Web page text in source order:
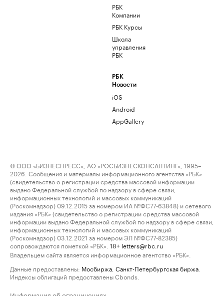
РБК
Компании
РБК Курсы
Школа
управления
РБК
РБК
Новости
iOS
Android
AppGallery
© ООО «БИЗНЕСПРЕСС», АО «РОСБИЗНЕСКОНСАЛТИНГ», 1995–
2026. Сообщения и материалы информационного агентства «РБК»
(свидетельство о регистрации средства массовой информации
выдано Федеральной службой по надзору в сфере связи,
информационных технологий и массовых коммуникаций
(Роскомнадзор) 09.12.2015 за номером ИА №ФС77-63848) и сетевого
издания «РБК» (свидетельство о регистрации средства массовой
информации выдано Федеральной службой по надзору в сфере связи,
информационных технологий и массовых коммуникаций
(Роскомнадзор) 03.12.2021 за номером ЭЛ №ФС77-82385)
сопровождаются пометкой «РБК».
18+ letters@rbc.ru
Владельцем сайта является информационное агентство «РБК».
Данные предоставлены: Мосбиржа Санкт-Петербургская биржа
Индексы облигаций предоставлены Cbonds.